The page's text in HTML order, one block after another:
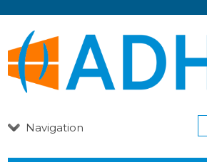
Navigation